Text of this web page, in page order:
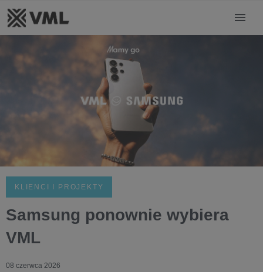
KLIENCI I PROJEKTY
Samsung ponownie wybiera
VML
08 czerwca 2026